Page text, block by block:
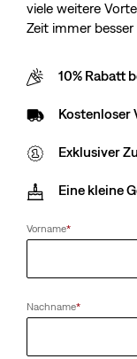
viele weitere
Zeit immer besser
10% Rabatt
Kostenloser
Exklusiver
Eine kleine
Vorname*
Nachname*